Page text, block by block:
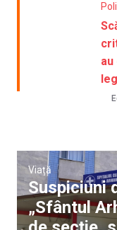
Viață
Suspiciuni
„Sfântul